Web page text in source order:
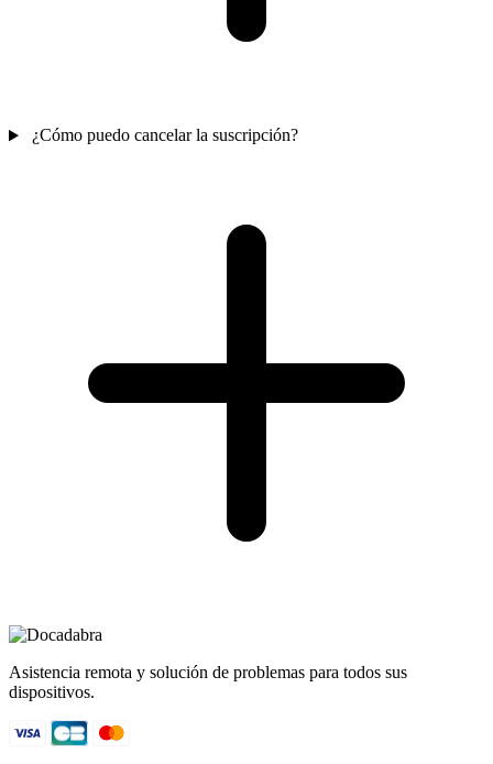
¿Cómo puedo cancelar la suscripción?
Asistencia remota y solución de problemas para todos sus
dispositivos.